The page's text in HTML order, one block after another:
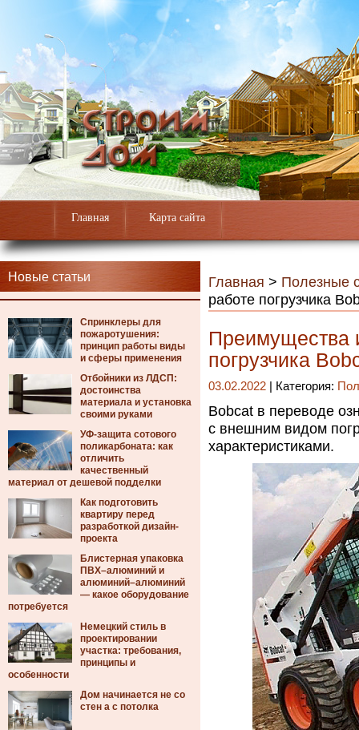
Главная Карта сайта
Новые статьи
Спринклеры для
пожаротушения:
принцип работы виды
и сферы применения
Отбойники из ЛДСП:
достоинства
материала и установка
своими руками
УФ-защита сотового
поликарбоната: как
отличить
качественный
материал от дешевой подделки
Как подготовить
квартиру перед
разработкой дизайн-
проекта
Блистерная упаковка
ПВХ–алюминий и
алюминий–алюминий
— какое оборудование
потребуется
Немецкий стиль в
проектировании
участка: требования,
принципы и
особенности
Дом начинается не со
стен а с потолка
Главная > Полезные
работе погрузчика
Преимущества
погрузчика
03.02.2022 | Категория:
Bobcat в переводе
с внешним видом
характеристиками.